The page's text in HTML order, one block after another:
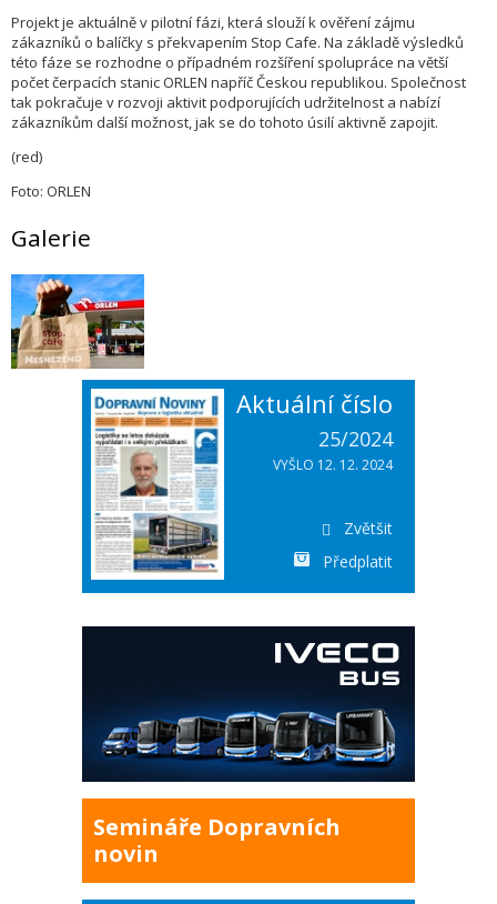
Projekt je aktuálně v pilotní fázi, která slouží k ověření zájmu
zákazníků o balíčky s překvapením Stop Cafe. Na základě výsledků
této fáze se rozhodne o případném rozšíření spolupráce na větší
počet čerpacích stanic ORLEN napříč Českou republikou. Společnost
tak pokračuje v rozvoji aktivit podporujících udržitelnost a nabízí
zákazníkům další možnost, jak se do tohoto úsilí aktivně zapojit.
(red)
Foto: ORLEN
Galerie
Aktuální číslo
25/2024
VYŠLO 12. 12. 2024
Zvětšit
Předplatit
Semináře Dopravních
novin